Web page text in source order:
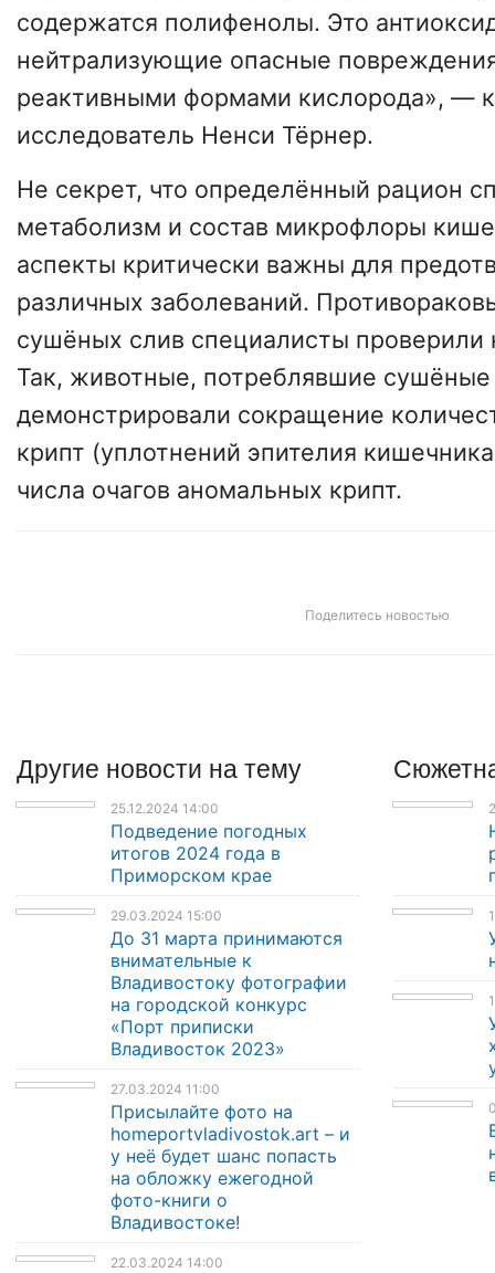
содержатся полифенолы. Это
нейтрализующие опасные
реактивными формами кислорода», —
исследователь Ненси Тёрнер.
Не секрет, что определённый рацион
метаболизм и состав микрофлоры
аспекты критически важны для
различных заболеваний.
сушёных слив специалисты проверили
Так, животные, потреблявшие
демонстрировали сокращение
крипт (уплотнений эпителия
числа очагов аномальных крипт.
Поделитесь новостью
Другие новости на тему
25.12.2024 14:00
Подведение погодных
итогов 2024 года в
Приморском крае
29.03.2024 15:00
До 31 марта принимаются
внимательные к
Владивостоку фотографии
на городской конкурс
«Порт приписки
Владивосток 2023»
27.03.2024 11:00
Присылайте фото на
homeportvladivostok.art – и
у неё будет шанс попасть
на обложку ежегодной
фото-книги о
Владивостоке!
22.03.2024 14:00